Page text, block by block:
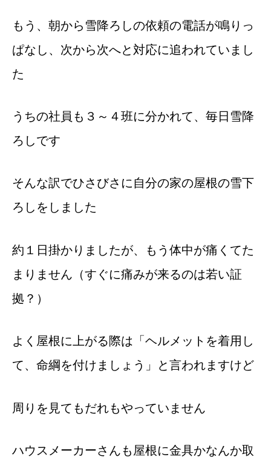
もう、朝から雪降ろしの依頼の電話が鳴りっ
ぱなし、次から次へと対応に追われていまし
た
うちの社員も３～４班に分かれて、毎日雪降
ろしです
そんな訳でひさびさに自分の家の屋根の雪下
ろしをしました
約１日掛かりましたが、もう体中が痛くてた
まりません（すぐに痛みが来るのは若い証
拠？）
よく屋根に上がる際は「ヘルメットを着用し
て、命綱を付けましょう」と言われますけど
周りを見てもだれもやっていません
ハウスメーカーさんも屋根に金具かなんか取